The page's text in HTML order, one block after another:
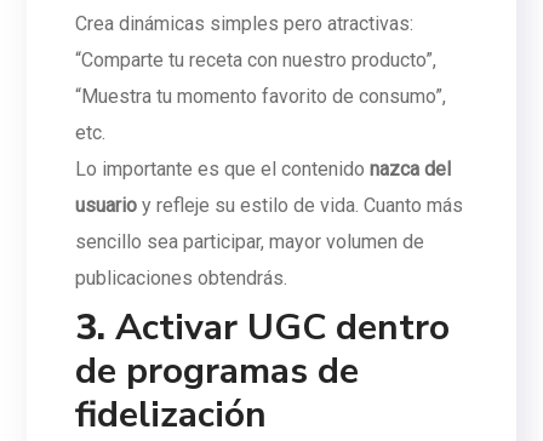
Crea dinámicas simples pero atractivas:
“Comparte tu receta con nuestro producto”,
“Muestra tu momento favorito de consumo”,
etc.
Lo importante es que el contenidonazca del
usuario y refleje su estilo de vida. Cuanto más
sencillo sea participar, mayor volumen de
publicaciones obtendrás.
3.Activar UGC dentro
de programas de
fidelización